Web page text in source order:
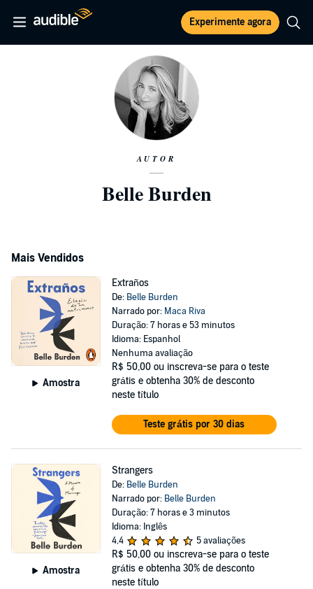
Experimente agora
AUTOR
Belle Burden
Mais Vendidos
Amostra
Extraños
De: Belle Burden
Narrado por: Maca Riva
Duração: 7 horas e 53 minutos
Idioma: Espanhol
Nenhuma avaliação
R$ 50,00 ou inscreva-se para o teste
grátis e obtenha 30% de desconto
neste título
Teste grátis por 30 dias
Amostra
Strangers
De: Belle Burden
Narrado por: Belle Burden
Duração: 7 horas e 3 minutos
Idioma: Inglês
4,4
5 avaliações
R$ 50,00 ou inscreva-se para o teste
grátis e obtenha 30% de desconto
neste título